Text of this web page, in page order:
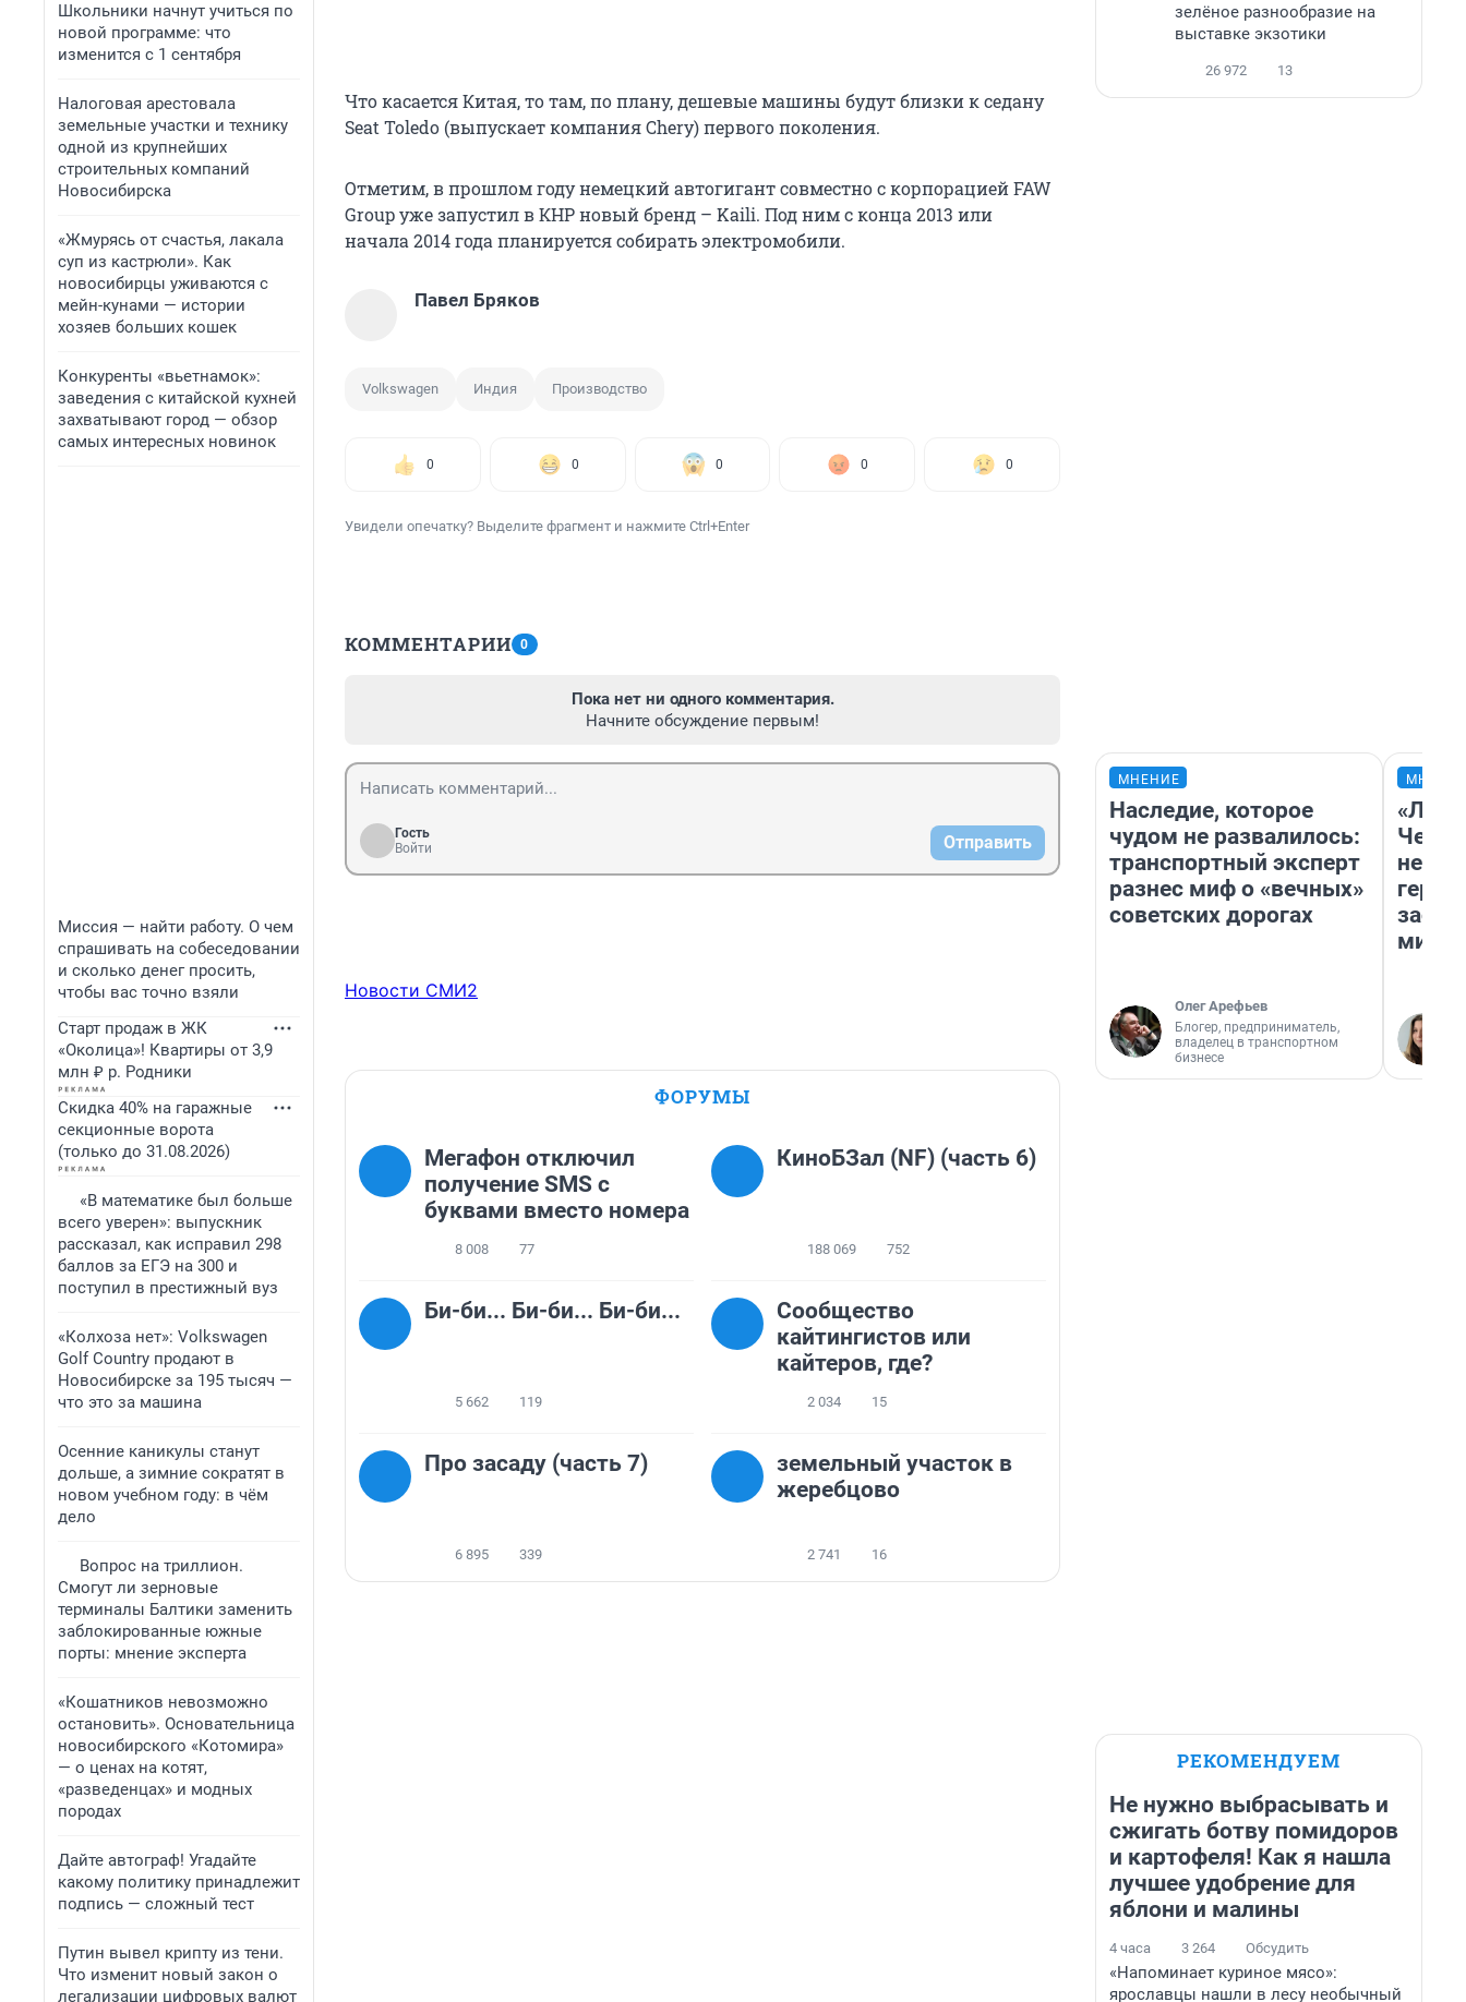
Школьники начнут учиться по
новой программе: что
изменится с 1 сентября
Налоговая арестовала
земельные участки и технику
одной из крупнейших
строительных компаний
Новосибирска
«Жмурясь от счастья, лакала
суп из кастрюли». Как
новосибирцы уживаются с
мейн-кунами — истории
хозяев больших кошек
Конкуренты «вьетнамок»:
заведения с китайской кухней
захватывают город — обзор
самых интересных новинок
Миссия — найти работу. О чем
спрашивать на собеседовании
и сколько денег просить,
чтобы вас точно взяли
Старт продаж в ЖК
«Околица»! Квартиры от 3,9
млн ₽ р. Родники
Скидка 40% на гаражные
секционные ворота
(только до 31.08.2026)
«В математике был больше
всего уверен»: выпускник
рассказал, как исправил 298
баллов за ЕГЭ на 300 и
поступил в престижный вуз
«Колхоза нет»: Volkswagen
Golf Сountry продают в
Новосибирске за 195 тысяч —
что это за машина
Осенние каникулы станут
дольше, а зимние сократят в
новом учебном году: в чём
дело
Вопрос на триллион.
Смогут ли зерновые
терминалы Балтики заменить
заблокированные южные
порты: мнение эксперта
«Кошатников невозможно
остановить». Основательница
новосибирского «Котомира»
— о ценах на котят,
«разведенцах» и модных
породах
Дайте автограф! Угадайте
какому политику принадлежит
подпись — сложный тест
Путин вывел крипту из тени.
Что изменит новый закон о
легализации цифровых валют
Что касается Китая, то там, по плану, дешевые машины будут близки к седану
Seat Toledo (выпускает компания Chery) первого поколения.
Отметим, в прошлом году немецкий автогигант совместно с корпорацией FAW
Group уже запустил в КНР новый бренд – Kaili. Под ним с конца 2013 или
начала 2014 года планируется собирать электромобили.
Павел Бряков
Volkswagen Индия Производство
0 0 0 0 0
Увидели опечатку? Выделите фрагмент и нажмите Ctrl+Enter
КОММЕНТАРИИ 0
Пока нет ни одного комментария.
Начните обсуждение первым!
Гость
Войти
Отправить
Новости СМИ2
ФОРУМЫ
Мегафон отключил
получение SMS с
буквами вместо номера
8 008 77
КиноБЗал (NF) (часть 6)
188 069 752
Би-би... Би-би... Би-би...
5 662 119
Сообщество
кайтингистов или
кайтеров, где?
2 034 15
Про засаду (часть 7)
6 895 339
земельный участок в
жеребцово
2 741 16
зелёное разнообразие на
выставке экзотики
26 972 13
МНЕНИЕ
Наследие, которое
чудом не развалилось:
транспортный эксперт
разнес миф о «вечных»
советских дорогах
Олег Арефьев
Блогер, предприниматель,
владелец в транспортном
бизнесе
Чем
герои
РЕКОМЕНДУЕМ
Не нужно выбрасывать и
сжигать ботву помидоров
и картофеля! Как я нашла
лучшее удобрение для
яблони и малины
4 часа 3 264 Обсудить
«Напоминает куриное мясо»:
ярославцы нашли в лесу необычный